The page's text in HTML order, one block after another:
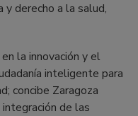
y derecho a la salud,
la innovación y el
inteligente para
concibe Zaragoza
integración de las